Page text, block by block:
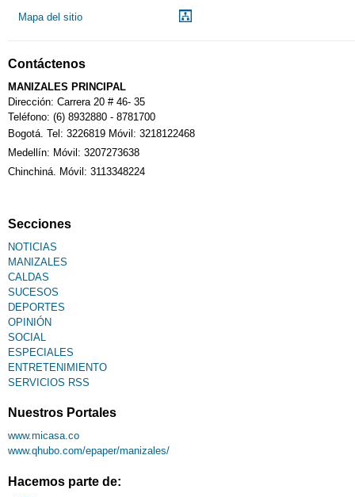
Mapa del sitio
Contáctenos
MANIZALES PRINCIPAL
Dirección: Carrera 20 # 46- 35
Teléfono: (6) 8932880 - 8781700
Bogotá. Tel: 3226819 Móvil: 3218122468
Medellín: Móvil: 3207273638
Chinchiná. Móvil: 3113348224
Secciones
NOTICIAS
MANIZALES
CALDAS
SUCESOS
DEPORTES
OPINIÓN
SOCIAL
ESPECIALES
ENTRETENIMIENTO
SERVICIOS RSS
Nuestros Portales
www.micasa.co
www.qhubo.com/epaper/manizales/
Hacemos parte de: